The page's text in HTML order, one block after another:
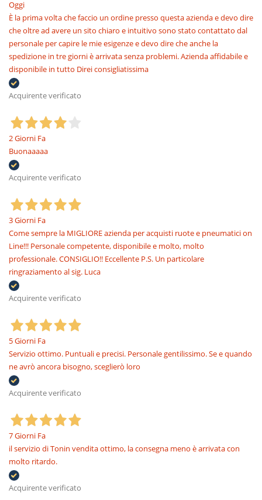
Oggi
È la prima volta che faccio un ordine presso questa azienda e devo dire
che oltre ad avere un sito chiaro e intuitivo sono stato contattato dal
personale per capire le mie esigenze e devo dire che anche la
spedizione in tre giorni è arrivata senza problemi. Azienda affidabile e
disponibile in tutto Direi consigliatissima
Acquirente verificato
2 Giorni Fa
Buonaaaaa
Acquirente verificato
3 Giorni Fa
Come sempre la MIGLIORE azienda per acquisti ruote e pneumatici on
Line!!! Personale competente, disponibile e molto, molto
professionale. CONSIGLIO!! Eccellente P.S. Un particolare
ringraziamento al sig. Luca
Acquirente verificato
5 Giorni Fa
Servizio ottimo. Puntuali e precisi. Personale gentilissimo. Se e quando
ne avrò ancora bisogno, sceglierò loro
Acquirente verificato
7 Giorni Fa
il servizio di Tonin vendita ottimo, la consegna meno è arrivata con
molto ritardo.
Acquirente verificato